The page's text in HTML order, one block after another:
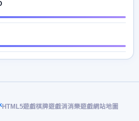
HTML5遊戲棋牌遊戲消消樂遊戲網站地圖